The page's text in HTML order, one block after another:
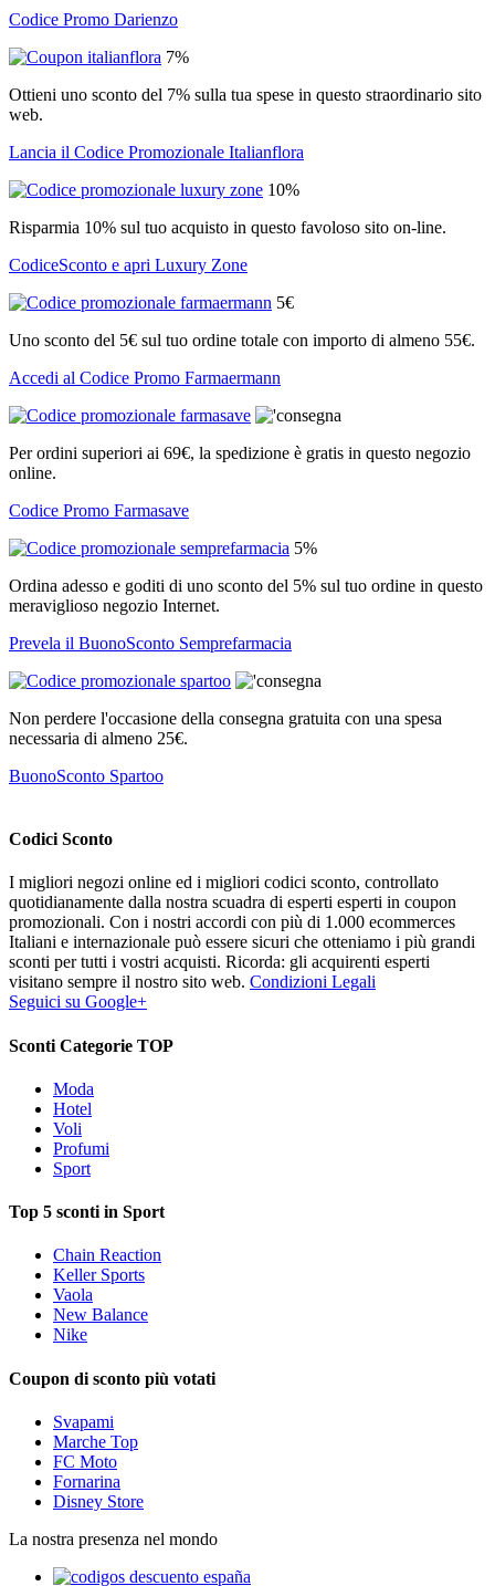
Codice Promo Darienzo
7%
Ottieni uno sconto del 7% sulla tua spese in questo straordinario sito
web.
Lancia il Codice Promozionale Italianflora
10%
Risparmia 10% sul tuo acquisto in questo favoloso sito on-line.
CodiceSconto e apri Luxury Zone
5€
Uno sconto del 5€ sul tuo ordine totale con importo di almeno 55€.
Accedi al Codice Promo Farmaermann
Per ordini superiori ai 69€, la spedizione è gratis in questo negozio
online.
Codice Promo Farmasave
5%
Ordina adesso e goditi di uno sconto del 5% sul tuo ordine in questo
meraviglioso negozio Internet.
Prevela il BuonoSconto Semprefarmacia
Non perdere l'occasione della consegna gratuita con una spesa
necessaria di almeno 25€.
BuonoSconto Spartoo
Codici Sconto
I migliori negozi online ed i migliori codici sconto, controllato
quotidianamente dalla nostra scuadra di esperti esperti in coupon
promozionali. Con i nostri accordi con più di 1.000 ecommerces
Italiani e internazionale può essere sicuri che otteniamo i più grandi
sconti per tutti i vostri acquisti. Ricorda: gli acquirenti esperti
visitano sempre il nostro sito web. Condizioni Legali
Seguici su Google+
Sconti Categorie TOP
Moda
Hotel
Voli
Profumi
Sport
Top 5 sconti in Sport
Chain Reaction
Keller Sports
Vaola
New Balance
Nike
Coupon di sconto più votati
Svapami
Marche Top
FC Moto
Fornarina
Disney Store
La nostra presenza nel mondo